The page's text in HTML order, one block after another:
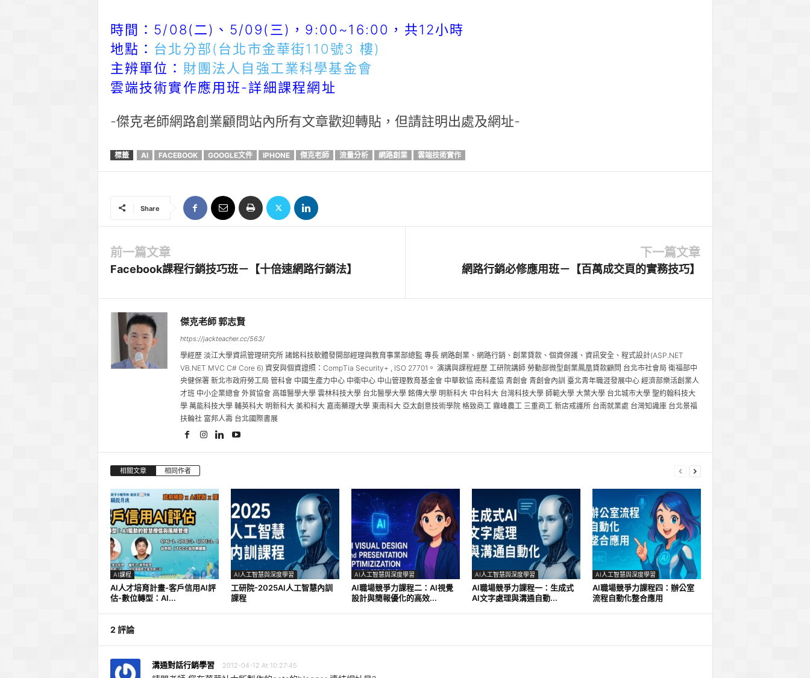
時間：5/08(二)、5/09(三)，9:00~16:00，共12小時
地點： 台北分部(台北市金華街110號3 樓)
主辨單位： 財團法人自強工業科學基金會
雲端技術實作應用班-詳細課程網址
-傑克老師網路創業顧問站內所有文章歡迎轉貼，但請註明出處及網址-
標籤 AI FACEBOOK GOOGLE文件 IPHONE 傑克老師 流量分析 網路創業 雲端技術實作
Share
前一篇文章
Facebook課程行銷技巧班－【十倍速網路行銷法】
下一篇文章
網路行銷必修應用班－【百萬成交頁的實務技巧】
傑克老師 郭志賢
https://jackteacher.cc/563/
學經歷 淡江大學資訊管理研究所 諸銘科技軟體發開部經理與教育事業部總監 專長 網路創業、網路行銷、創業貸款、個資保護、資訊安全、程式設計(ASP.NET
VB.NET MVC C# Core 6) 資安與個資證照：CompTia Security+ , ISO 27701。 演講與課程經歷 工研院講師 勞動部微型創業鳳凰貸款顧問 台北市社會局 衛福部中
央健保署 新北市政府勞工局 管科會 中國生產力中心 中衛中心 中山管理教育基金會 中華軟協 南科產協 青創會 青創會內訓 臺北青年職涯發展中心 經濟部樂活創業人
才班 中小企業總會 外貿協會 高雄醫學大學 雲林科技大學 台北醫學大學 銘傳大學 明新科大 中台科大 台灣科技大學 師範大學 大葉大學 台北城市大學 聖約翰科技大
學 萬能科技大學 輔英科大 明新科大 美和科大 嘉南藥理大學 東南科大 亞太創意技術學院 格致商工 霧峰農工 三重商工 新店戒護所 台南就業處 台灣知識庫 台北景福
扶輪社 富邦人壽 台北國際書展
相關文章 相同作者
AI課程
AI人才培育計畫-客戶信用AI評
估-數位轉型：AI...
AI人工智慧與深度學習
工研院-2025AI人工智慧內訓
課程
AI人工智慧與深度學習
AI職場競爭力課程二：AI視覺
設計與簡報優化的高效...
AI人工智慧與深度學習
AI職場競爭力課程一：生成式
AI文字處理與溝通自動...
AI人工智慧與深度學習
AI職場競爭力課程四：辦公室
流程自動化整合應用
2 評論
溝通對話行銷學習 2012-04-12 At 10:27:45